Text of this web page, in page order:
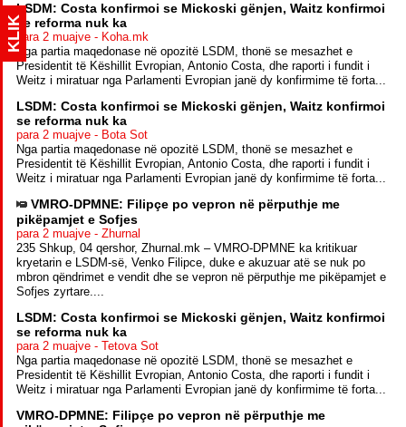
LSDM: Costa konfirmoi se Mickoski gënjen, Waitz konfirmoi
se reforma nuk ka
para 2 muajve - Koha.mk
Nga partia maqedonase në opozitë LSDM, thonë se mesazhet e
Presidentit të Këshillit Evropian, Antonio Costa, dhe raporti i fundit i
Weitz i miratuar nga Parlamenti Evropian janë dy konfirmime të forta...
LSDM: Costa konfirmoi se Mickoski gënjen, Waitz konfirmoi
se reforma nuk ka
para 2 muajve - Bota Sot
Nga partia maqedonase në opozitë LSDM, thonë se mesazhet e
Presidentit të Këshillit Evropian, Antonio Costa, dhe raporti i fundit i
Weitz i miratuar nga Parlamenti Evropian janë dy konfirmime të forta...
VMRO-DPMNE: Filipçe po vepron në përputhje me
pikëpamjet e Sofjes
para 2 muajve - Zhurnal
235 Shkup, 04 qershor, Zhurnal.mk – VMRO-DPMNE ka kritikuar
kryetarin e LSDM-së, Venko Filipce, duke e akuzuar atë se nuk po
mbron qëndrimet e vendit dhe se vepron në përputhje me pikëpamjet e
Sofjes zyrtare....
LSDM: Costa konfirmoi se Mickoski gënjen, Waitz konfirmoi
se reforma nuk ka
para 2 muajve - Tetova Sot
Nga partia maqedonase në opozitë LSDM, thonë se mesazhet e
Presidentit të Këshillit Evropian, Antonio Costa, dhe raporti i fundit i
Weitz i miratuar nga Parlamenti Evropian janë dy konfirmime të forta...
VMRO-DPMNE: Filipçe po vepron në përputhje me
KLIK